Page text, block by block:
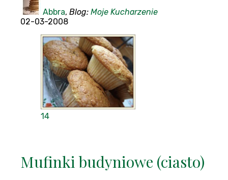
Abbra, Blog: Moje Kucharzenie
02-03-2008
14
Mufinki budyniowe (ciasto)